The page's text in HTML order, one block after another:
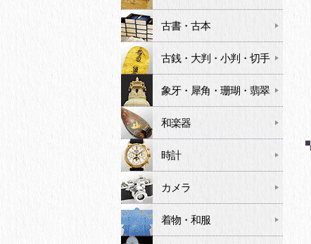
古書・古本
古銭・大判・小判・切手
象牙・犀角・珊瑚・翡翠
和楽器
時計
カメラ
着物・和服